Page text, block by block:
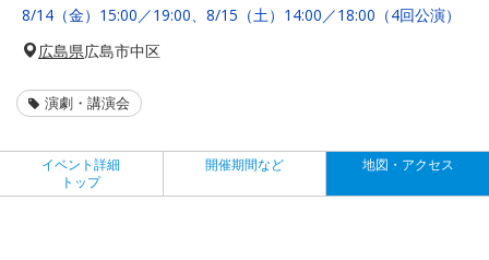
8/14（金）15:00／19:00、8/15（土）14:00／18:00（4回公演）
広島県広島市中区
演劇・講演会
イベント詳細
トップ
開催期間など 地図・アクセス